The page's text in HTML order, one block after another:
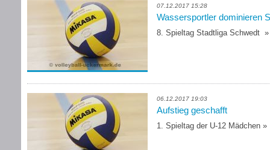
07.12.2017 15:28
Wassersportler dominieren
8. Spieltag Stadtliga Schwedt »
06.12.2017 19:03
Aufstieg geschafft
1. Spieltag der U-12 Mädchen »